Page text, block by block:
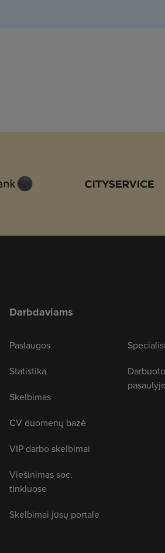
Darbdaviams
Paslaugos
Statistika
Skelbimas
CV duomenų bazė
VIP darbo skelbimai
Viešinimas soc.
tinkluose
Skelbimai jūsų portale
pasaulyje